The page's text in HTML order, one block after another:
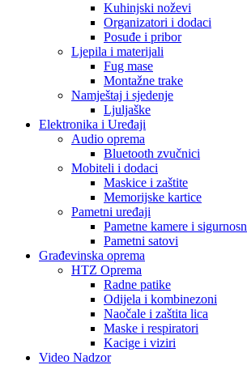
Kuhinjski noževi
Organizatori i dodaci
Posuđe i pribor
Ljepila i materijali
Fug mase
Montažne trake
Namještaj i sjedenje
Ljuljaške
Elektronika i Uređaji
Audio oprema
Bluetooth zvučnici
Mobiteli i dodaci
Maskice i zaštite
Memorijske kartice
Pametni uređaji
Pametne kamere i
Pametni satovi
Građevinska oprema
HTZ Oprema
Radne patike
Odijela i kombinezoni
Naočale i zaštita lica
Maske i respiratori
Kacige i viziri
Video Nadzor